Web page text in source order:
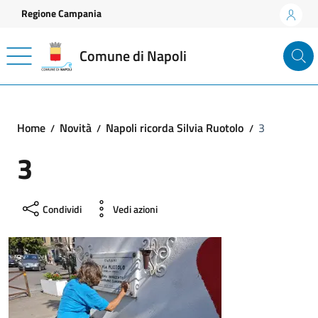
Vai ai contenuti
Vai al footer
Regione Campania
Comune di Napoli
Home Novità Napoli ricorda Silvia Ruotolo 3
3
Condividi Vedi azioni